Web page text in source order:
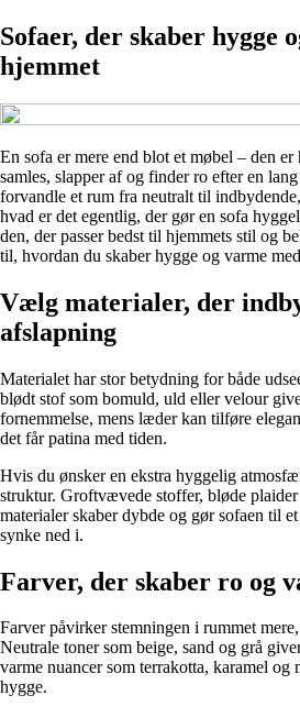
Sofaer, der skaber hygge
hjemmet
En sofa er mere end blot et møbel – den
samles, slapper af og finder ro efter en
forvandle et rum fra neutralt til
hvad er det egentlig, der gør en sofa
den, der passer bedst til hjemmets stil og
til, hvordan du skaber hygge og varme
Vælg materialer, der
afslapning
Materialet har stor betydning for både
blødt stof som bomuld, uld eller velour
fornemmelse, mens læder kan tilføre
det får patina med tiden.
Hvis du ønsker en ekstra hyggelig
struktur. Groftvævede stoffer, bløde
materialer skaber dybde og gør sofaen til
synke ned i.
Farver, der skaber ro og
Farver påvirker stemningen i rummet
Neutrale toner som beige, sand og grå
varme nuancer som terrakotta, karamel
hygge.